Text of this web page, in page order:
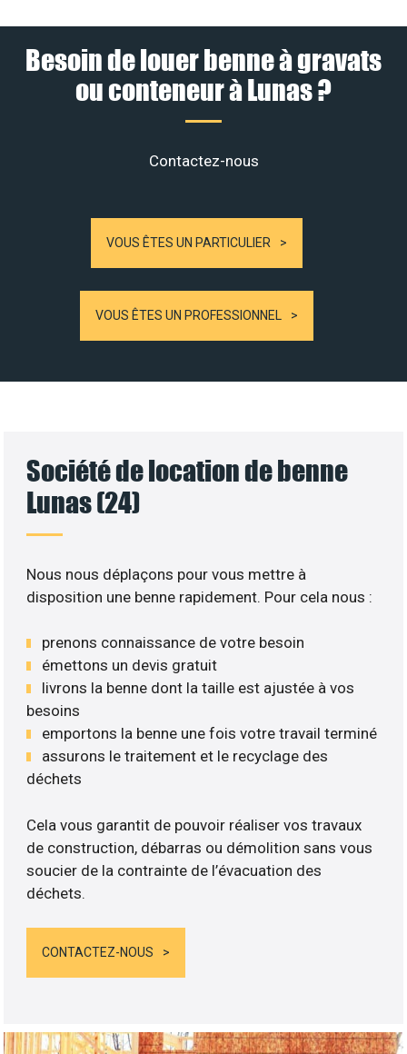
Besoin de louer benne à gravats
ou conteneur à Lunas ?
Contactez-nous
VOUS ÊTES UN PARTICULIER
VOUS ÊTES UN PROFESSIONNEL
Société de location de benne
Lunas (24)
Nous nous déplaçons pour vous mettre à
disposition une benne rapidement. Pour cela nous :
prenons connaissance de votre besoin
émettons un devis gratuit
livrons la benne dont la taille est ajustée à vos
besoins
emportons la benne une fois votre travail terminé
assurons le traitement et le recyclage des
déchets
Cela vous garantit de pouvoir réaliser vos travaux
de construction, débarras ou démolition sans vous
soucier de la contrainte de l’évacuation des
déchets.
CONTACTEZ-NOUS